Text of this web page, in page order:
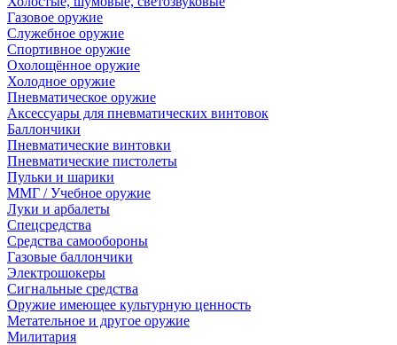
Газовое оружие
Служебное оружие
Спортивное оружие
Охолощённое оружие
Холодное оружие
Пневматическое оружие
Аксессуары для пневматических винтовок
Баллончики
Пневматические винтовки
Пневматические пистолеты
Пульки и шарики
ММГ / Учебное оружие
Луки и арбалеты
Спецсредства
Средства самообороны
Газовые баллончики
Электрошокеры
Сигнальные средства
Оружие имеющее культурную ценность
Метательное и другое оружие
Милитария